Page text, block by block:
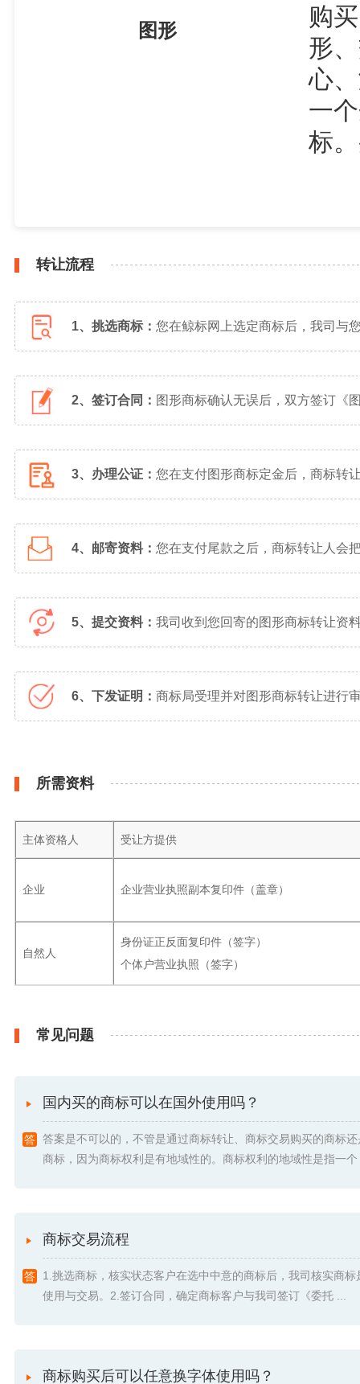
图形
购
形
心
一
标
转让流程
1、挑选商标： 您在鲸标网上选定商标后，我司与
2、签订合同： 图形商标确认无误后，双方签订《
3、办理公证： 您在支付图形商标定金后，商标转
4、邮寄资料： 您在支付尾款之后，商标转让人会
5、提交资料： 我司收到您回寄的图形商标转让资
6、下发证明： 商标局受理并对图形商标转让进行
所需资料
主体资格人 受让方提供
企业 企业营业执照副本复印件（盖章）
自然人
身份证正反面复印件（签字）
个体户营业执照（签字）
常见问题
国内买的商标可以在国外使用吗？
答案是不可以的，不管是通过商标转让、商标交易购买的商标
商标，因为商标权利是有地域性的。商标权利的地域性是指一
商标交易流程
1.挑选商标，核实状态客户在选中中意的商标后，我司核实商标
使用与交易。2.签订合同，确定商标客户与我司签订《委托 ...
商标购买后可以任意换字体使用吗？